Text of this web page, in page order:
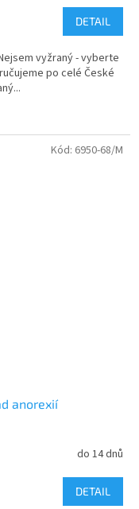
DETAIL
vyžraný - vyberte
po celé České
anorexií
do 14 dnů
DETAIL
Kód: 6950-68/M